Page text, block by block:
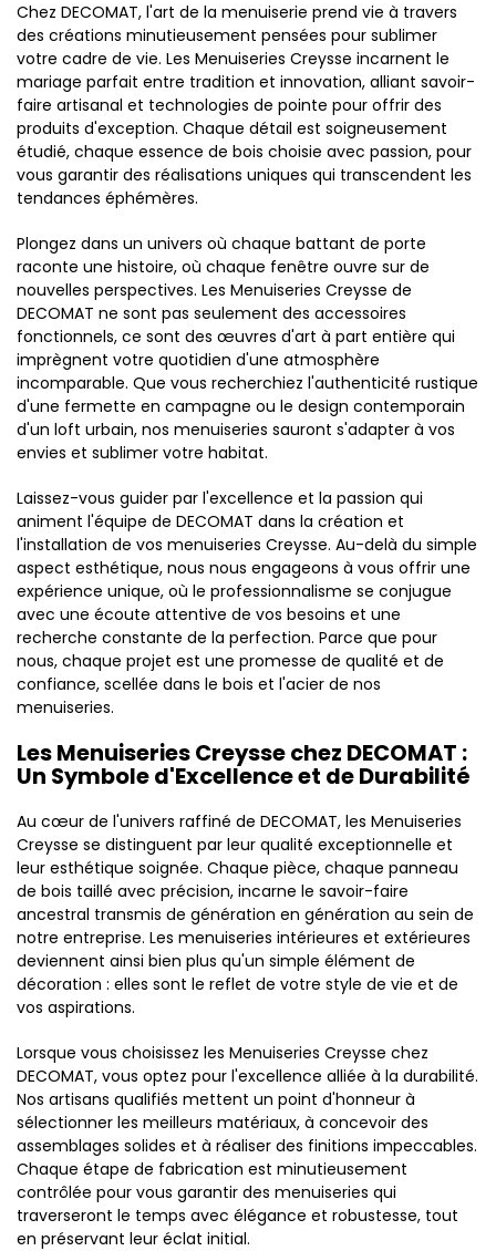
Chez DECOMAT, l'art de la menuiserie prend vie à travers
des créations minutieusement pensées pour sublimer
votre cadre de vie. Les Menuiseries Creysse incarnent le
mariage parfait entre tradition et innovation, alliant savoir-
faire artisanal et technologies de pointe pour offrir des
produits d'exception. Chaque détail est soigneusement
étudié, chaque essence de bois choisie avec passion, pour
vous garantir des réalisations uniques qui transcendent les
tendances éphémères.
Plongez dans un univers où chaque battant de porte
raconte une histoire, où chaque fenêtre ouvre sur de
nouvelles perspectives. Les Menuiseries Creysse de
DECOMAT ne sont pas seulement des accessoires
fonctionnels, ce sont des œuvres d'art à part entière qui
imprègnent votre quotidien d'une atmosphère
incomparable. Que vous recherchiez l'authenticité rustique
d'une fermette en campagne ou le design contemporain
d'un loft urbain, nos menuiseries sauront s'adapter à vos
envies et sublimer votre habitat.
Laissez-vous guider par l'excellence et la passion qui
animent l'équipe de DECOMAT dans la création et
l'installation de vos menuiseries Creysse. Au-delà du simple
aspect esthétique, nous nous engageons à vous offrir une
expérience unique, où le professionnalisme se conjugue
avec une écoute attentive de vos besoins et une
recherche constante de la perfection. Parce que pour
nous, chaque projet est une promesse de qualité et de
confiance, scellée dans le bois et l'acier de nos
menuiseries.
Les Menuiseries Creysse chez DECOMAT :
Un Symbole d'Excellence et de Durabilité
Au cœur de l'univers raffiné de DECOMAT, les Menuiseries
Creysse se distinguent par leur qualité exceptionnelle et
leur esthétique soignée. Chaque pièce, chaque panneau
de bois taillé avec précision, incarne le savoir-faire
ancestral transmis de génération en génération au sein de
notre entreprise. Les menuiseries intérieures et extérieures
deviennent ainsi bien plus qu'un simple élément de
décoration : elles sont le reflet de votre style de vie et de
vos aspirations.
Lorsque vous choisissez les Menuiseries Creysse chez
DECOMAT, vous optez pour l'excellence alliée à la durabilité.
Nos artisans qualifiés mettent un point d'honneur à
sélectionner les meilleurs matériaux, à concevoir des
assemblages solides et à réaliser des finitions impeccables.
Chaque étape de fabrication est minutieusement
contrôlée pour vous garantir des menuiseries qui
traverseront le temps avec élégance et robustesse, tout
en préservant leur éclat initial.